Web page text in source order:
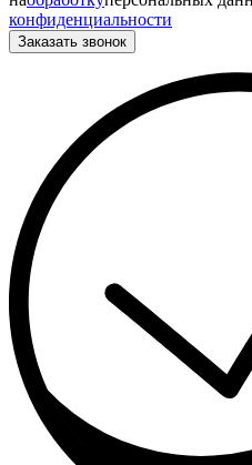
конфиденциальности
Заказать звонок